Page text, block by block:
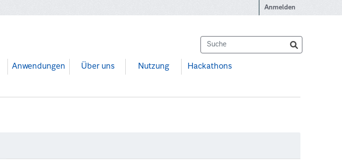
Anmelden
Anwendungen Über uns Nutzung Hackathons